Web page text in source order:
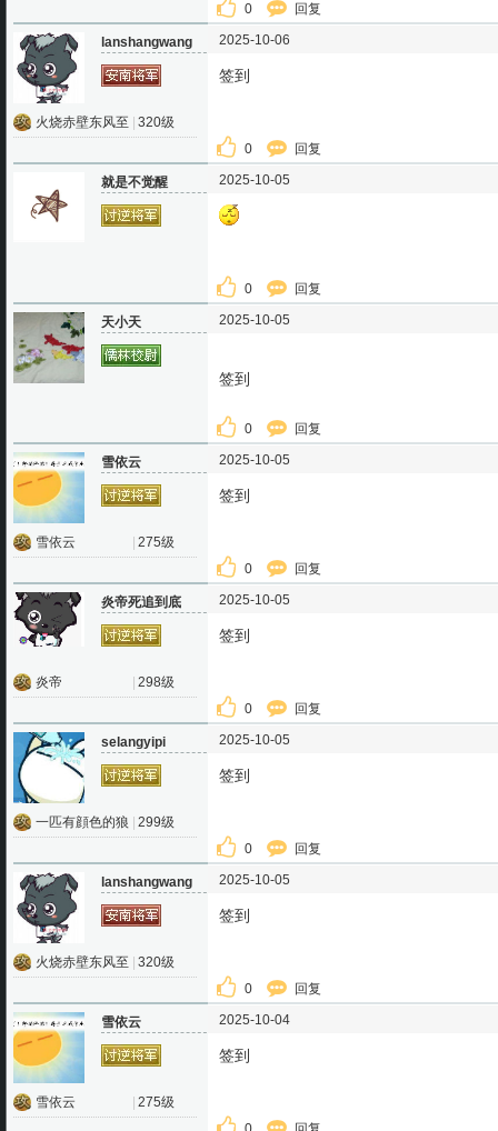
0 回复
lanshangwang
火烧赤壁东风至 320级
2025-10-06
签到
0 回复
就是不觉醒 2025-10-05
0 回复
天小天 2025-10-05
签到
0 回复
雪依云
雪依云 275级
2025-10-05
签到
0 回复
炎帝死追到底
炎帝 298级
2025-10-05
签到
0 回复
selangyipi
一匹有顔色的狼 299级
2025-10-05
签到
0 回复
lanshangwang
火烧赤壁东风至 320级
2025-10-05
签到
0 回复
雪依云
雪依云 275级
2025-10-04
签到